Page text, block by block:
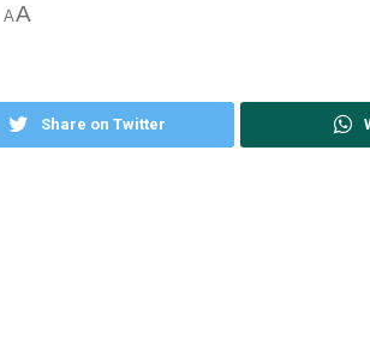
AA
Share on Twitter